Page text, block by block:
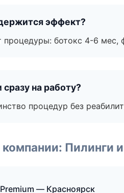
эффект?
процедуры: ботокс 4-6
на работу?
процедур без
Пилинги
— Красноярск